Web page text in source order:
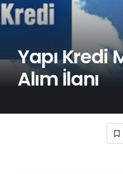
Yapı Kredi
Alım İlanı